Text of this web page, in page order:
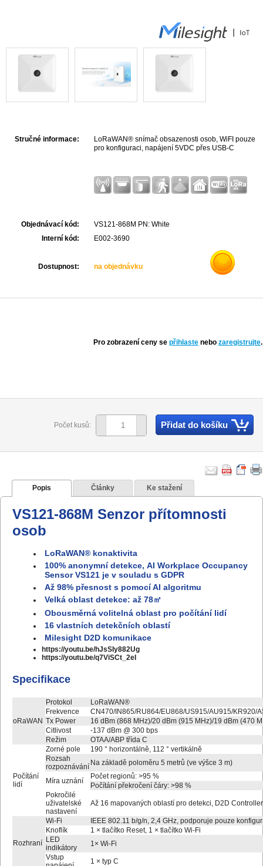
Stručné informace:
LoRaWAN® snímač obsazenosti osob, WiFI pouze
pro konfiguraci, napájení 5VDC přes USB-C
Objednávací kód:
VS121-868M PN: White
Interní kód:
E002-3690
Dostupnost: na objednávku
Pro zobrazení ceny se přihlaste nebo zaregistrujte.
Počet kusů: Přidat do košíku
Popis Články Ke stažení
VS121-868M Senzor přítomnosti
osob
LoRaWAN® konaktivita
100% anonymní detekce, AI Workplace Occupancy
Sensor VS121 je v souladu s GDPR
Až 98% přesnost s pomocí AI algoritmu
Velká oblast detekce: až 78㎡
Obousměrná volitelná oblast pro počítání lidí
16 vlastních detekčních oblastí
Milesight D2D komunikace
https://youtu.be/hJsSIy882Ug
https://youtu.be/q7ViSCt_2eI
Specifikace
oRaWAN
Protokol
LoRaWAN®
Frekvence
CN470/IN865/RU864/EU868/US915/AU915/KR920/
Tx Power
16 dBm (868 MHz)/20 dBm (915 MHz)/19 dBm (470
Citlivost
-137 dBm @ 300 bps
Režim
OTAA/ABP třída C
Počítání
lidí
Zorné pole
190 ° horizontálně, 112 ° vertikálně
Rozsah
rozpoznávání Na základě poloměru 5 metrů (ve výšce 3 m)
Míra uznání
Počet regionů: >95 %
Počítání překročení čáry: >98 %
Pokročilé
uživatelské
nastavení
Až 16 mapovaných oblastí pro detekci, D2D Controller
Rozhraní
Wi-Fi
IEEE 802.11 b/g/n, 2,4 GHz, podporuje pouze
Knoflík
1 × tlačítko Reset, 1 × tlačítko Wi-Fi
LED
indikátory
1× Wi-Fi
Vstup
1 × typ C